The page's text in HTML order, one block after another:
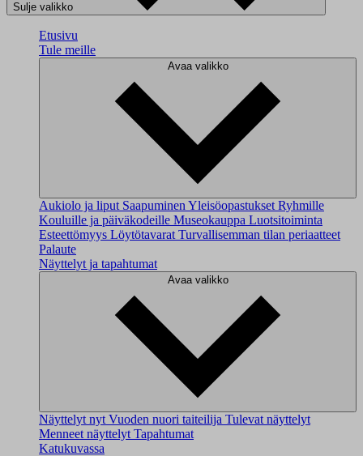
Sulje valikko
Etusivu
Tule meille
Avaa valikko
Aukiolo ja liput Saapuminen Yleisöopastukset Ryhmille
Kouluille ja päiväkodeille Museokauppa Luotsitoiminta
Esteettömyys Löytötavarat Turvallisemman tilan periaatteet
Palaute
Näyttelyt ja tapahtumat
Avaa valikko
Näyttelyt nyt Vuoden nuori taiteilija Tulevat näyttelyt
Menneet näyttelyt Tapahtumat
Katukuvassa